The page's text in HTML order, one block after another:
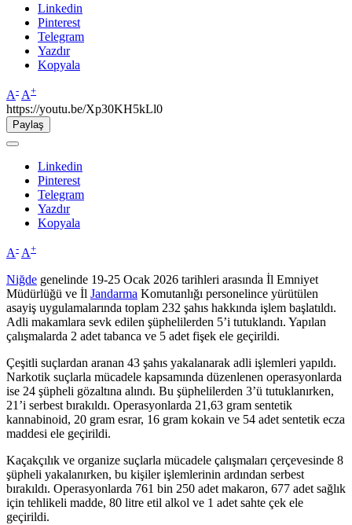
Linkedin
Pinterest
Telegram
Yazdır
Kopyala
A- A+
https://youtu.be/Xp30KH5kLl0
Paylaş
Linkedin
Pinterest
Telegram
Yazdır
Kopyala
A- A+
Niğde genelinde 19-25 Ocak 2026 tarihleri arasında İl Emniyet
Müdürlüğü ve İl Jandarma Komutanlığı personelince yürütülen
asayiş uygulamalarında toplam 232 şahıs hakkında işlem başlatıldı.
Adli makamlara sevk edilen şüphelilerden 5’i tutuklandı. Yapılan
çalışmalarda 2 adet tabanca ve 5 adet fişek ele geçirildi.
Çeşitli suçlardan aranan 43 şahıs yakalanarak adli işlemleri yapıldı.
Narkotik suçlarla mücadele kapsamında düzenlenen operasyonlarda
ise 24 şüpheli gözaltına alındı. Bu şüphelilerden 3’ü tutuklanırken,
21’i serbest bırakıldı. Operasyonlarda 21,63 gram sentetik
kannabinoid, 20 gram esrar, 16 gram kokain ve 54 adet sentetik ecza
maddesi ele geçirildi.
Kaçakçılık ve organize suçlarla mücadele çalışmaları çerçevesinde 8
şüpheli yakalanırken, bu kişiler işlemlerinin ardından serbest
bırakıldı. Operasyonlarda 761 bin 250 adet makaron, 677 adet sağlık
için tehlikeli madde, 80 litre etil alkol ve 1 adet sahte çek ele
geçirildi.